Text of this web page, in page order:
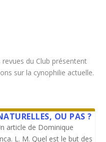
du Club présentent
sur la cynophilie actuelle.
OU PAS ?
article de Dominique
L. M. Quel est le but des